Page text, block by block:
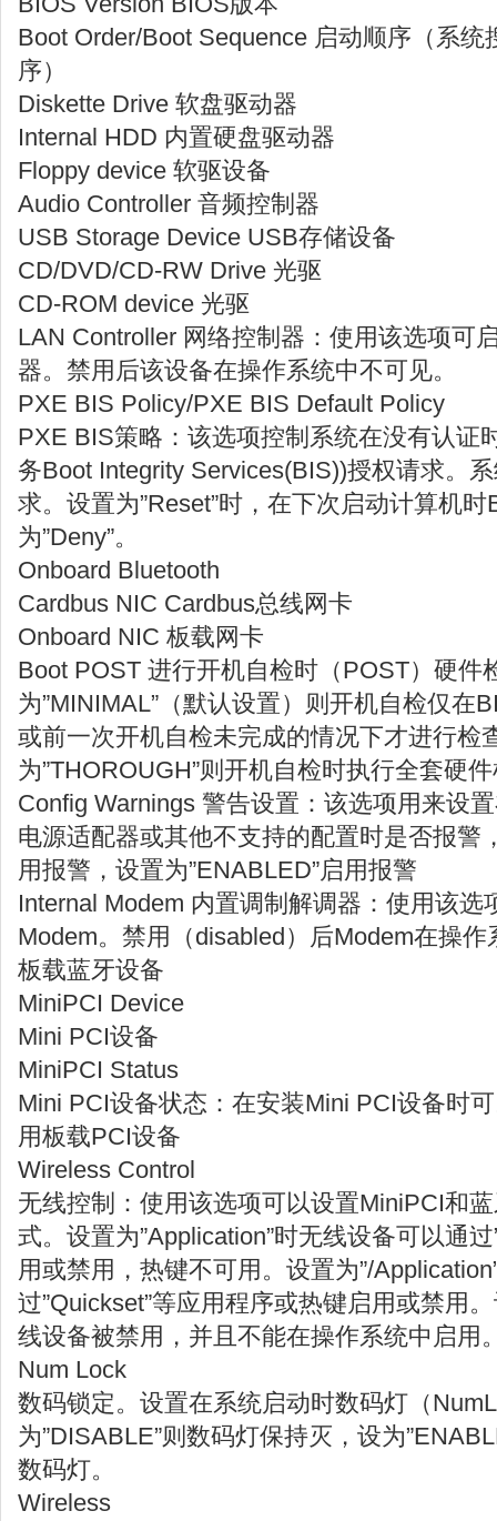
Boot Order/Boot Sequence 启动顺序（系统
序）
Diskette Drive 软盘驱动器
Internal HDD 内置硬盘驱动器
Floppy device 软驱设备
Audio Controller 音频控制器
USB Storage Device USB存储设备
CD/DVD/CD-RW Drive 光驱
CD-ROM device 光驱
LAN Controller 网络控制器：使用该选项可
器。禁用后该设备在操作系统中不可见。
PXE BIS Policy/PXE BIS Default Policy
PXE BIS策略：该选项控制系统在没有认证
务Boot Integrity Services(BIS))授权请求。
求。设置为”Reset”时，在下次启动计算机
为”Deny”。
Onboard Bluetooth
Cardbus NIC Cardbus总线网卡
Onboard NIC 板载网卡
Boot POST 进行开机自检时（POST）硬件
为”MINIMAL”（默认设置）则开机自检仅在
或前一次开机自检未完成的情况下才进行检
为”THOROUGH”则开机自检时执行全套硬
Config Warnings 警告设置：该选项用来设
电源适配器或其他不支持的配置时是否报警
用报警，设置为”ENABLED”启用报警
Internal Modem 内置调制解调器：使用该选
Modem。禁用（disabled）后Modem在操
板载蓝牙设备
MiniPCI Device
Mini PCI设备
MiniPCI Status
Mini PCI设备状态：在安装Mini PCI设备时
用板载PCI设备
Wireless Control
无线控制：使用该选项可以设置MiniPCI和
式。设置为”Application”时无线设备可以通
用或禁用，热键不可用。设置为”/
过”Quickset”等应用程序或热键启用或禁用
线设备被禁用，并且不能在操作系统中启用
Num Lock
数码锁定。设置在系统启动时数码灯（
为”DISABLE”则数码灯保持灭，设为
数码灯。
Wireless